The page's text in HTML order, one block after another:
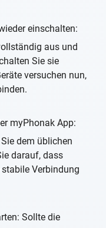
einschalten:
aus und
Sie sie
versuchen nun,
myPhonak App:
dem üblichen
darauf, dass
Verbindung
Sollte die